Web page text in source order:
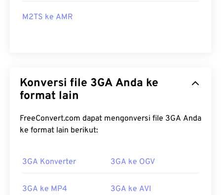
M2TS ke AMR
Konversi file 3GA Anda ke
format lain
FreeConvert.com dapat mengonversi file 3GA Anda
ke format lain berikut:
3GA Konverter 3GA ke OGV
3GA ke MP4 3GA ke AVI